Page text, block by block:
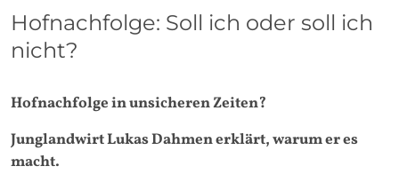
Hofnachfolge: Soll ich oder soll ich
nicht?
Hofnachfolge in unsicheren Zeiten?
Junglandwirt Lukas Dahmen erklärt, warum er es
macht.